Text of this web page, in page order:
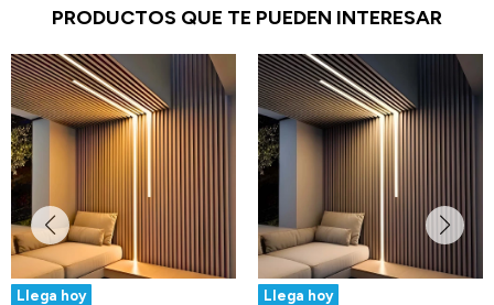
PRODUCTOS QUE TE PUEDEN INTERESAR
Llega hoy Llega hoy